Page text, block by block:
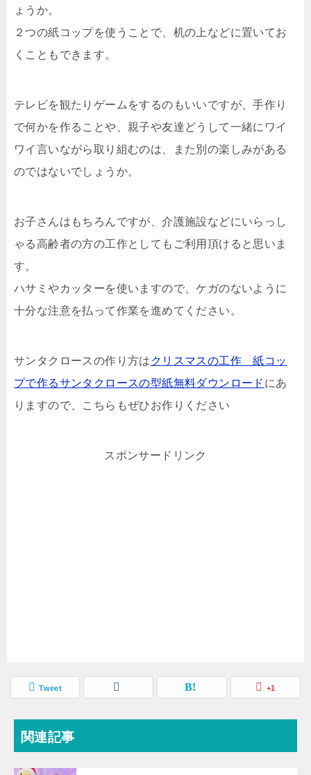
ょうか。
２つの紙コップを使うことで、机の上などに置いてお
くこともできます。
テレビを観たりゲームをするのもいいですが、手作り
で何かを作ることや、親子や友達どうして一緒にワイ
ワイ言いながら取り組むのは、また別の楽しみがある
のではないでしょうか。
お子さんはもちろんですが、介護施設などにいらっし
ゃる高齢者の方の工作としてもご利用頂けると思いま
す。
ハサミやカッターを使いますので、ケガのないように
十分な注意を払って作業を進めてください。
サンタクロースの作り方は クリスマスの工作 紙コッ
プで作るサンタクロースの型紙無料ダウンロード にあ
りますので、こちらもぜひお作りください
スポンサードリンク
Tweet +1
関連記事